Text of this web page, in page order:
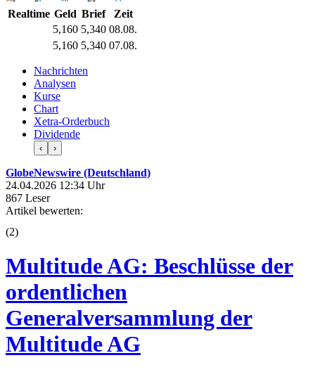
Realtime Geld Brief
Zeit
5,160 5,340 08.08.
5,160 5,340 07.08.
Nachrichten
Analysen
Kurse
Chart
Xetra-Orderbuch
Dividende
‹ ›
GlobeNewswire (Deutschland)
24.04.2026 12:34 Uhr
867 Leser
Artikel bewerten:
(2)
Multitude AG: Beschlüsse der
ordentlichen
Generalversammlung der
Multitude AG